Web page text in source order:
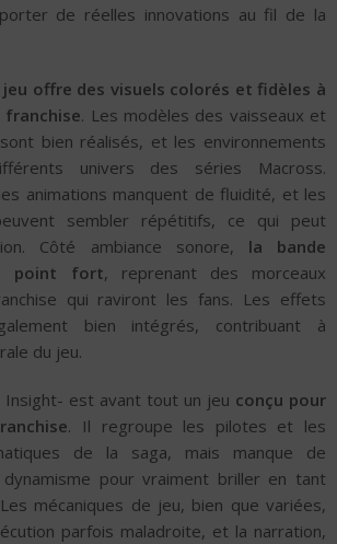
de réelles innovations au fil de la
jeu offre des visuels colorés et fidèles à
franchise. Les modèles des vaisseaux et
bien réalisés, et les environnements
univers des séries Macross.
animations manquent de fluidité, et les
sembler répétitifs, ce qui peut
Côté ambiance sonore, la bande
point fort, reprenant des morceaux
qui raviront les fans. Les effets
bien intégrés, contribuant à
du jeu.
Insight- est avant tout un jeu conçu pour
. Il regroupe les pilotes et les
de la saga, mais manque de
pour vraiment briller en tant
mécaniques de jeu, bien que variées,
parfois maladroite, et la narration,